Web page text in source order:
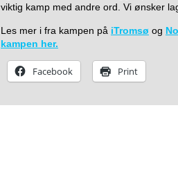
viktig kamp med andre ord. Vi ønsker
Les mer i fra kampen på iTromsø og
kampen her.
Facebook Print